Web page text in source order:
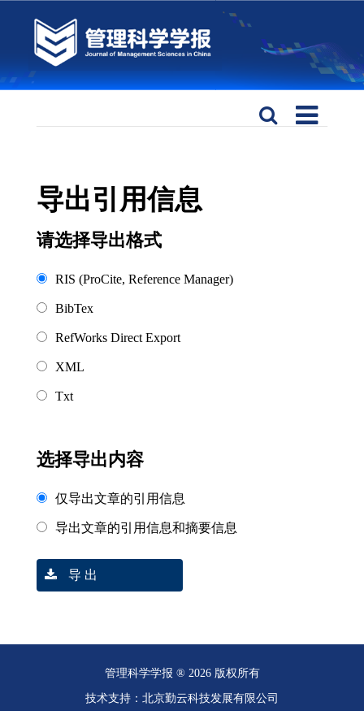
导出引用信息
请选择导出格式
RIS (ProCite, Reference Manager)
BibTex
RefWorks Direct Export
XML
Txt
选择导出内容
仅导出文章的引用信息
导出文章的引用信息和摘要信息
导 出
管理科学学报 ® 2026 版权所有
技术支持：北京勤云科技发展有限公司